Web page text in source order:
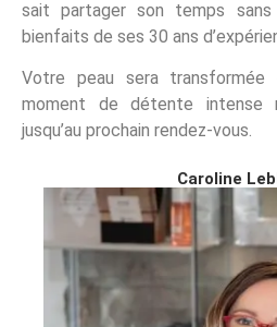
sait partager son temps
bienfaits de ses 30 ans
Votre peau sera
moment de détente intense
jusqu’au prochain rendez-vous.
Caroline